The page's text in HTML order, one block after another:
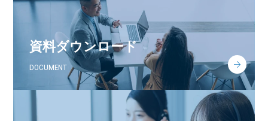
資料ダウンロード
DOCUMENT